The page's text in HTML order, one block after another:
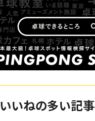
いいねの多い記事